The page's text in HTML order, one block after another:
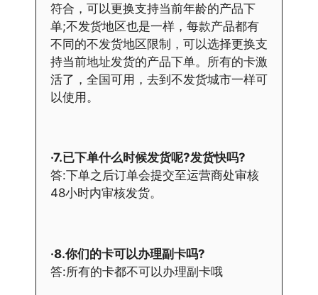
符合，可以更换支持当前年龄的产品下
单;不发货地区也是一样，每款产品都有
不同的不发货地区限制，可以选择更换支
持当前地址发货的产品下单。所有的卡激
活了，全国可用，去到不发货城市一样可
以使用。
·7.已下单什么时候发货呢?发货快吗?
答:下单之后订单会提交至运营商处审核
48小时内审核发货。
·8.你们的卡可以办理副卡吗?
答:所有的卡都不可以办理副卡哦